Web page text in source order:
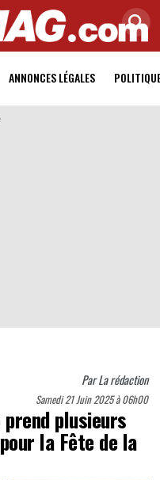
ANNONCES LÉGALES
ParLa rédaction
Samedi 21 Juin 2025 à 06h00
plusieurs
la Fête de la